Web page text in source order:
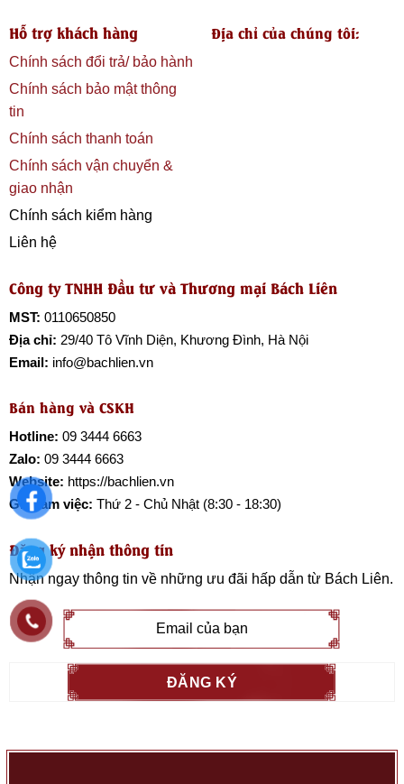
Hỗ trợ khách hàng
Chính sách đổi trả/ bảo hành
Chính sách bảo mật thông
tin
Chính sách thanh toán
Chính sách vận chuyển &
giao nhận
Chính sách kiểm hàng
Liên hệ
Địa chỉ của chúng tôi:
Công ty TNHH Đầu tư và Thương mại Bách Liên
MST: 0110650850
Địa chỉ: 29/40 Tô Vĩnh Diện, Khương Đình, Hà Nội
Email: info@bachlien.vn
Bán hàng và CSKH
Hotline: 09 3444 6663
Zalo: 09 3444 6663
Website: https://bachlien.vn
Giờ làm việc: Thứ 2 - Chủ Nhật (8:30 - 18:30)
Đăng ký nhận thông tin
Nhận ngay thông tin về những ưu đãi hấp dẫn từ Bách Liên.